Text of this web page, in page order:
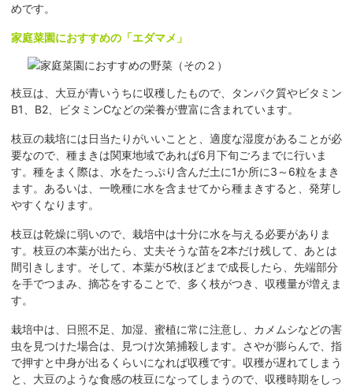
めです。
家庭菜園におすすめの「エダマメ」
枝豆は、大豆が青いうちに収穫したもので、タンパク質やビタミン
B1、B2、ビタミンCなどの栄養が豊富に含まれています。
枝豆の栽培には日当たりがいいことと、適度な湿度があることが必
要なので、種まきは関東地域であれば6月下旬ごろまでに行いま
す。種をまく際は、水をたっぷり含んだ土に1か所に3～6粒をまき
ます。あるいは、一晩種に水を含ませてから種まきすると、発芽し
やすくなります。
枝豆は乾燥に弱いので、栽培中は十分に水を与える必要がありま
す。枝豆の本葉が出たら、丈夫そうな苗を2本だけ残して、あとは
間引きします。そして、本葉が5枚ほどまで成長したら、先端部分
を手でつまみ、摘芯をすることで、多く枝がつき、収穫量が増えま
す。
栽培中は、日照不足、加湿、蜜植に常に注意し、カメムシなどの害
虫を見つけた場合は、見つけ次第捕殺します。さやが膨らんで、指
で押すと中身が出るくらいになれば収穫です。収穫が遅れてしまう
と、大豆のような食感の枝豆になってしまうので、収穫時期をしっ